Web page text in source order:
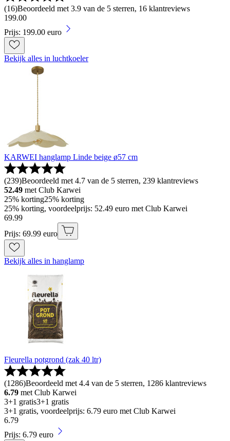
(16)Beoordeeld met 3.9 van de 5 sterren, 16 klantreviews
199.00
Prijs: 199.00 euro
Bekijk alles in luchtkoeler
KARWEI hanglamp Linde beige ø57 cm
(239)Beoordeeld met 4.7 van de 5 sterren, 239 klantreviews
52.49 met Club Karwei
25% korting25% korting
25% korting, voordeelprijs: 52.49 euro met Club Karwei
69.99
Prijs: 69.99 euro
Bekijk alles in hanglamp
Fleurella potgrond (zak 40 ltr)
(1286)Beoordeeld met 4.4 van de 5 sterren, 1286 klantreviews
6.79 met Club Karwei
3+1 gratis3+1 gratis
3+1 gratis, voordeelprijs: 6.79 euro met Club Karwei
6.79
Prijs: 6.79 euro